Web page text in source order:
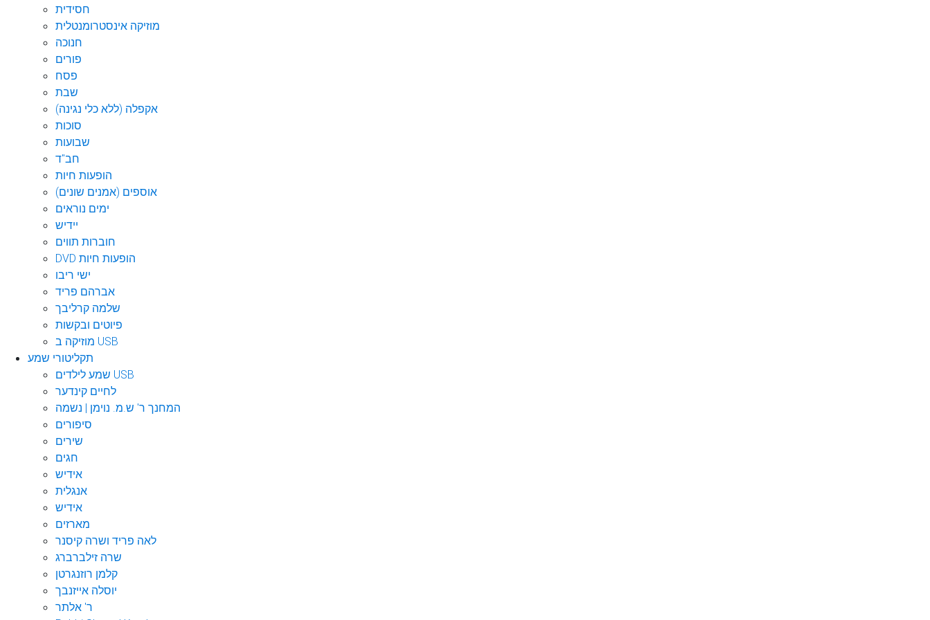
חסידית
מוזיקה אינסטרומנטלית
חנוכה
פורים
פסח
שבת
אקפלה (ללא כלי נגינה)
סוכות
שבועות
חב"ד
הופעות חיות
אוספים (אמנים שונים)
ימים נוראים
יידיש
חוברות תווים
DVD הופעות חיות
ישי ריבו
אברהם פריד
שלמה קרליבך
פיוטים ובקשות
מוזיקה ב USB
תקליטורי שמע
שמע לילדים USB
לחיים קינדער
המחנך ר' ש.מ. נוימן | נשמה
סיפורים
שירים
חגים
אידיש
אנגלית
אידיש
מארזים
לאה פריד ושרה קיסנר
שרה זילברברג
קלמן רוזנגרטן
יוסלה אייזנבך
ר' אלתר